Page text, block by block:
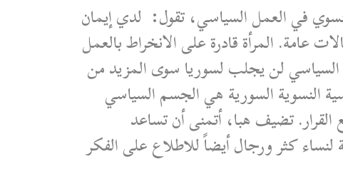
في العمل السياسي، تقول: لدي إيمان
عامة. المرأة قادرة على الانخراط بالعمل
السياسي لن يجلب لسوريا سوى المزيد من
النسوية السورية هي الجسم السياسي
تضيف هبا، أتمنى أن تساعد
كثر ورجال أيضاً للاطلاع على الفكر